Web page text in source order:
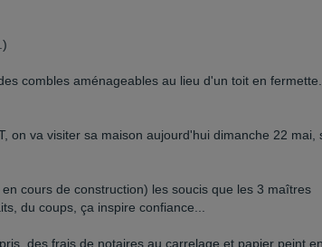
combles aménageables au lieu d'un toit en fermette.
on va visiter sa maison aujourd'hui dimanche 22 mai,
cours de construction) les soucis que les 3 maîtres
du coups, ça inspire confiance...
des frais de notaires au carrelage et papier peint